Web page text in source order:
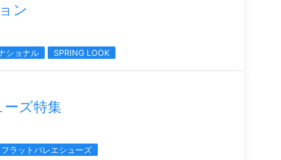
ン
ショナル SPRING LOOK
ズ特集
フラットバレエシューズ